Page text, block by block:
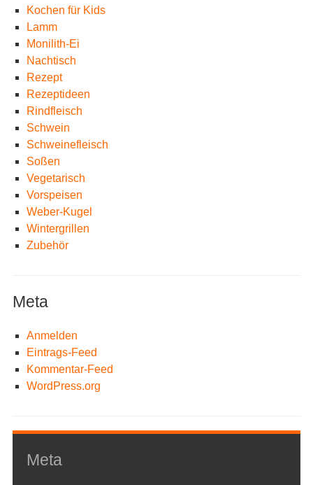
Kochen für Kids
Lamm
Monilith-Ei
Nachtisch
Rezept
Rezeptideen
Rindfleisch
Schwein
Schweinefleisch
Soßen
Vegetarisch
Vorspeisen
Weber-Kugel
Wintergrillen
Zubehör
Meta
Anmelden
Eintrags-Feed
Kommentar-Feed
WordPress.org
Meta